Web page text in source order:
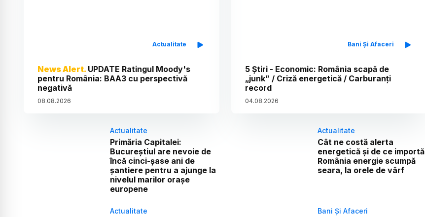
Actualitate
News Alert. UPDATE Ratingul Moody's
pentru România: BAA3 cu perspectivă
negativă
08.08.2026
Bani Și Afaceri
5 Știri - Economic: România scapă de
„junk” / Criză energetică / Carburanți
record
04.08.2026
Actualitate
Primăria Capitalei:
Bucureștiul are nevoie de
încă cinci-șase ani de
șantiere pentru a ajunge la
nivelul marilor orașe
europene
Actualitate
Cât ne costă alerta
energetică și de ce importă
România energie scumpă
seara, la orele de vârf
Actualitate Bani Și Afaceri